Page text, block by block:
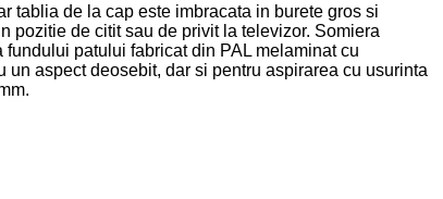
tablia de la cap este imbracata in burete gros si
pozitie de citit sau de privit la televizor. Somiera
patului fabricat din PAL melaminat cu
aspect deosebit, dar si pentru aspirarea cu usurinta